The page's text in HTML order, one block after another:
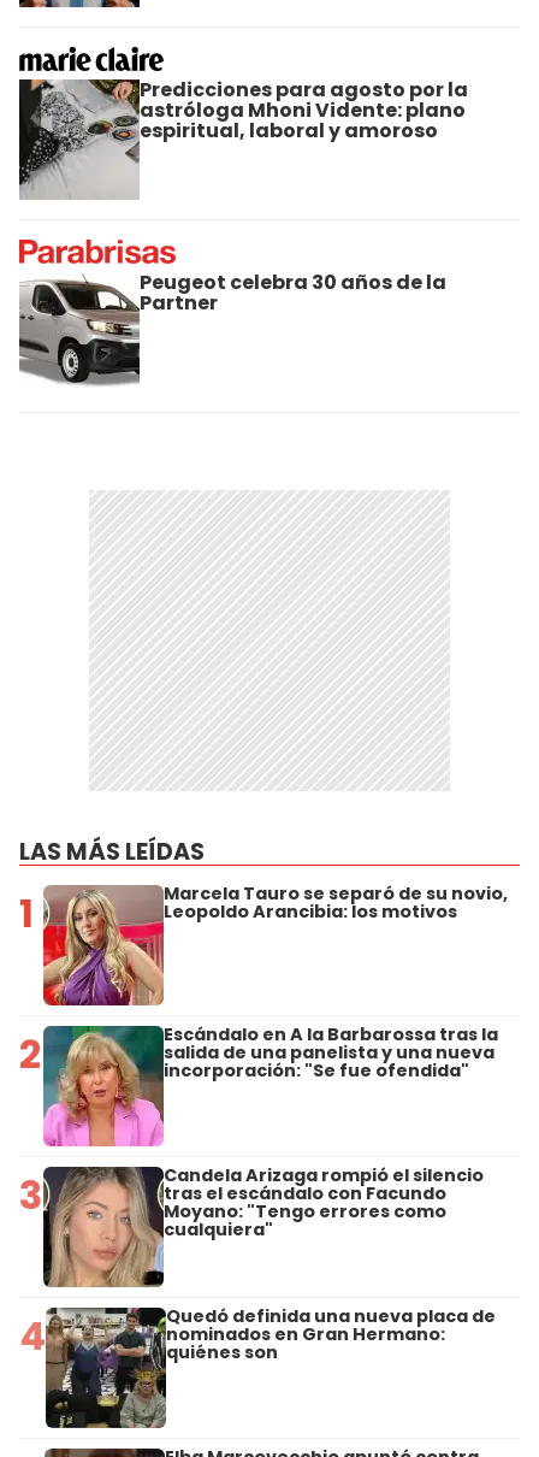
Predicciones para agosto por la
astróloga Mhoni Vidente: plano
espiritual, laboral y amoroso
Peugeot celebra 30 años de la
Partner
LAS MÁS LEÍDAS
1 Marcela Tauro se separó de su novio,
Leopoldo Arancibia: los motivos
2 Escándalo en A la Barbarossa tras la
salida de una panelista y una nueva
incorporación: "Se fue ofendida"
3 Candela Arizaga rompió el silencio
tras el escándalo con Facundo
Moyano: "Tengo errores como
cualquiera"
4 Quedó definida una nueva placa de
nominados en Gran Hermano:
quiénes son